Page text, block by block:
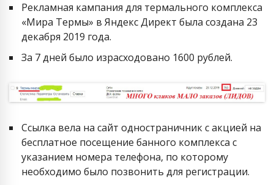
Рекламная кампания для термального комплекса
«Мира Термы» в Яндекс Директ была создана 23
декабря 2019 года.
За 7 дней было израсходовано 1600 рублей.
Ссылка вела на сайт одностраничник с акцией на
бесплатное посещение банного комплекса с
указанием номера телефона, по которому
необходимо было позвонить для регистрации.